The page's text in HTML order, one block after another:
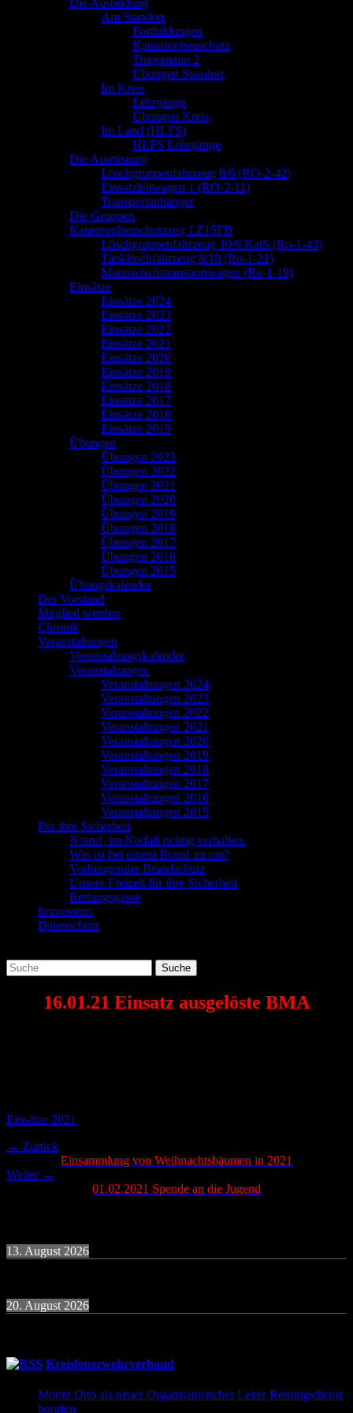
Die Ausbildung
Am Standort
Fortbildungen
Katastrophenschutz
Truppmann 2
Übungen Standort
Im Kreis
Lehrgänge
Übungen Kreis
Im Land (HLFS)
HLFS Lehrgänge
Die Ausrüstung
Löschgruppenfahrzeug 8/6 (RO-2-42)
Einsatzleitwagen 1 (RO-2-11)
Transportanhänger
Die Gruppen
Katastrophenschutzzug LZ15FB
Löschgruppenfahrzeug 10/6 KatS (Ro-1-43)
Tanklöschfahrzeug 8/18 (Ro-1-21)
Mannschaftstransportwagen (Ro-1-19)
Einsätze
Einsätze 2024
Einsätze 2023
Einsätze 2022
Einsätze 2021
Einsätze 2020
Einsätze 2019
Einsätze 2018
Einsätze 2017
Einsätze 2016
Einsätze 2015
Übungen
Übungen 2023
Übungen 2022
Übungen 2021
Übungen 2020
Übungen 2019
Übungen 2018
Übungen 2017
Übungen 2016
Übungen 2015
Übungskalender
Der Vorstand
Mitglied werden
Chronik
Veranstaltungen
Veranstaltungskalender
Veranstaltungen
Veranstaltungen 2024
Veranstaltungen 2023
Veranstaltungen 2022
Veranstaltungen 2021
Veranstaltungen 2020
Veranstaltungen 2019
Veranstaltungen 2018
Veranstaltungen 2017
Veranstaltungen 2016
Veranstaltungen 2015
Für ihre Sicherheit
Notruf, im Notfall richtig verhalten.
Was ist bei einem Brand zu tun?
Vorbeugender Brandschutz
Unsere Freizeit für ihre Sicherheit
Rettungsgasse
Impressum
Datenschutz
Suche
nach:
16.01.21 Einsatz ausgelöste BMA
Kategorien
Einsätze 2021
Beitragsnavigation
← ZurückVorheriger
Beitrag:
Einsammlung von Weihnachtsbäumen in 2021
Weiter →
Beitrag:01.02.2021 Spende an die Jugend
13. August 2026
20. August 2026
Kreisfeuerwehrverband
Moritz Otto als neuer Organisatorischer Leiter Rettungsdienst
berufen